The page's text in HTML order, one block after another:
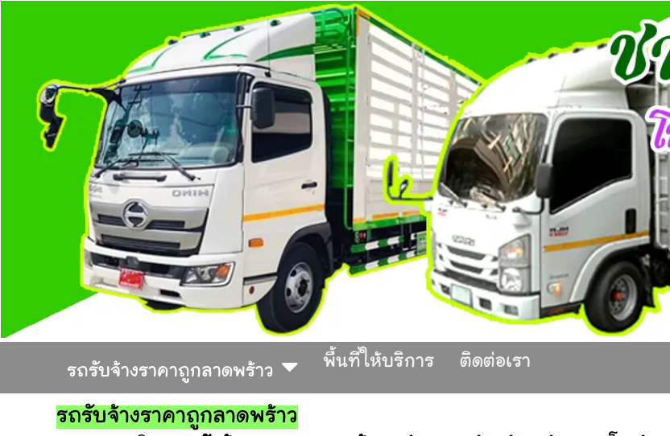
รถรับจ้างราคาถูกลาดพร้าว
พื้นที่ให้บริการ ติดต่อเรา
รถรับจ้างราคาถูกลาดพร้าว